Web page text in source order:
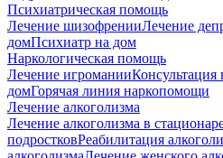
Психиатрическая помощь
Лечение шизофренииЛечение
домПсихиатр на дом
Наркологическая помощь
Лечение игроманииКонсультация
домГорячая линия наркопомощи
Лечение алкоголизма
Лечение алкоголизма в
подростковРеабилитация